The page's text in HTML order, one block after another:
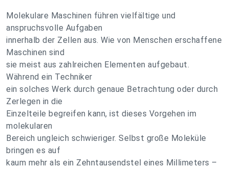
Molekulare Maschinen führen vielfältige und
anspruchsvolle Aufgaben
innerhalb der Zellen aus. Wie von Menschen erschaffene
Maschinen sind
sie meist aus zahlreichen Elementen aufgebaut.
Während ein Techniker
ein solches Werk durch genaue Betrachtung oder durch
Zerlegen in die
Einzelteile begreifen kann, ist dieses Vorgehen im
molekularen
Bereich ungleich schwieriger. Selbst große Moleküle
bringen es auf
kaum mehr als ein Zehntausendstel eines Millimeters –